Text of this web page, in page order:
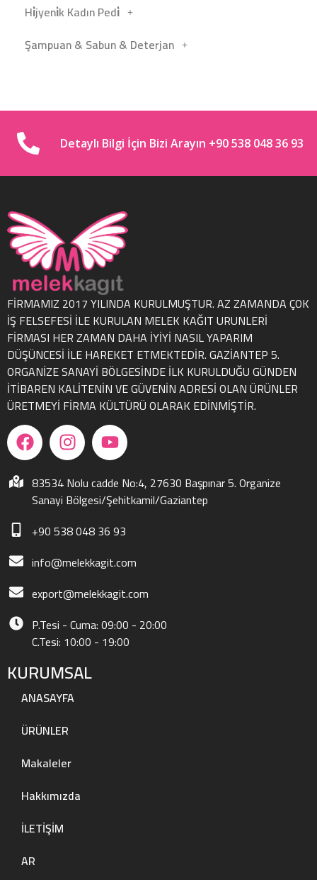
Hi̇jyeni̇k Kadın Pedi̇
Şampuan & Sabun & Deterjan
Detaylı Bilgi İçin Bizi Arayın +90 538 048 36 93
FİRMAMIZ 2017 YILINDA KURULMUŞTUR. AZ ZAMANDA ÇOK
İŞ FELSEFESİ İLE KURULAN MELEK KAĞIT URUNLERİ
FİRMASI HER ZAMAN DAHA İYİYİ NASIL YAPARIM
DÜŞÜNCESİ İLE HAREKET ETMEKTEDİR. GAZİANTEP 5.
ORGANİZE SANAYİ BÖLGESİNDE İLK KURULDUĞU GÜNDEN
İTİBAREN KALİTENİN VE GÜVENİN ADRESİ OLAN ÜRÜNLER
ÜRETMEYİ FİRMA KÜLTÜRÜ OLARAK EDİNMİŞTİR.
83534 Nolu cadde No:4, 27630 Başpınar 5. Organize
Sanayi Bölgesi/Şehitkamil/Gaziantep
+90 538 048 36 93
info@melekkagit.com
export@melekkagit.com
P.Tesi - Cuma: 09:00 - 20:00
C.Tesi: 10:00 - 19:00
KURUMSAL
ANASAYFA
ÜRÜNLER
Makaleler
Hakkımızda
İLETİŞİM
AR